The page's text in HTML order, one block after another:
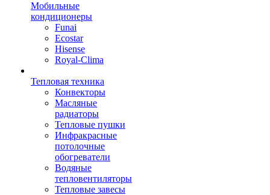
Мобильные
кондиционеры
Funai
Ecostar
Hisense
Royal-Clima
Тепловая техника
Конвекторы
Масляные
радиаторы
Тепловые пушки
Инфракрасные
потолочные
обогреватели
Водяные
тепловентиляторы
Тепловые завесы